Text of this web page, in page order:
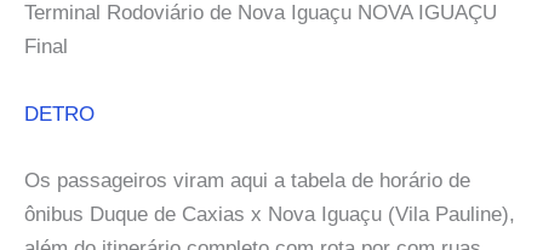
Terminal Rodoviário de Nova Iguaçu NOVA IGUAÇU
Final
DETRO
Os passageiros viram aqui a tabela de horário de
ônibus Duque de Caxias x Nova Iguaçu (Vila Pauline),